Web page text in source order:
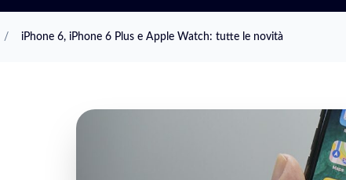
/ iPhone 6, iPhone 6 Plus e Apple Watch: tutte le novità